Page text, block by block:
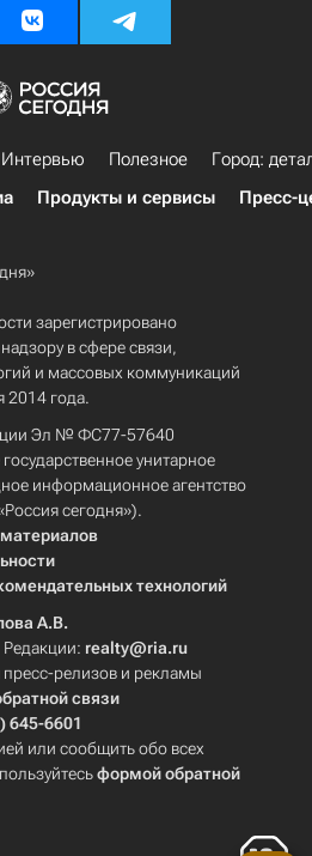
Интервью Полезное
Город:
Продукты и сервисы Пресс-
зарегистрировано
в сфере связи,
и массовых коммуникаций
2014 года.
Эл № ФС77-57640
унитарное
информационное агентство
сегодня»).
технологий
А.В.
realty@ria.ru
релизов и рекламы
связи
645-6601
или сообщить обо всех
формой обратной